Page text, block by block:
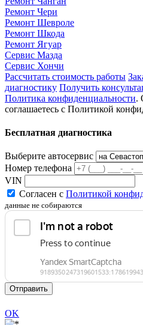
Ремонт Чери
Ремонт Шевроле
Ремонт Шкода
Ремонт Ягуар
Сервис Мазда
Сервис Хончи
Рассчитать стоимость работы
диагностику Получить
Политика конфиденциальности.
соглашаетесь с Политикой
Бесплатная диагностика
Выберите автосервис
Номер телефона
VIN
Согласен с Политикой
данные не собираются
Отправить
OK